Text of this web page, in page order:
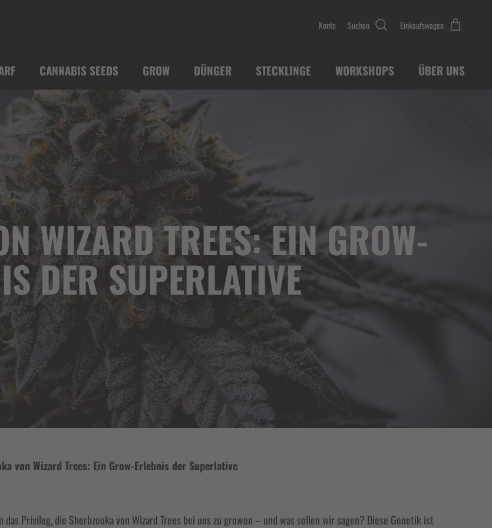
Konto Suchen Einkaufswagen
CANNABIS SEEDS GROW DÜNGER STECKLINGE WORKSHOPS ÜBER UNS
WIZARD TREES: EIN GROW-
DER SUPERLATIVE
von Wizard Trees: Ein Grow-Erlebnis der Superlative
das Privileg, die Sherbzooka von Wizard Trees bei uns zu growen – und was sollen wir sagen? Diese Genetik ist